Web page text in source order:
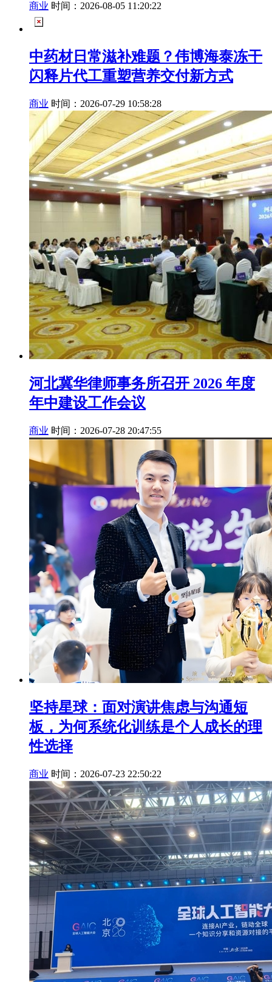
商业 时间：2026-08-05 11:20:22
中药材日常滋补难题？伟博海泰冻干
闪释片代工重塑营养交付新方式
商业 时间：2026-07-29 10:58:28
河北冀华律师事务所召开 2026 年度
年中建设工作会议
商业 时间：2026-07-28 20:47:55
坚持星球：面对演讲焦虑与沟通短
板，为何系统化训练是个人成长的理
性选择
商业 时间：2026-07-23 22:50:22